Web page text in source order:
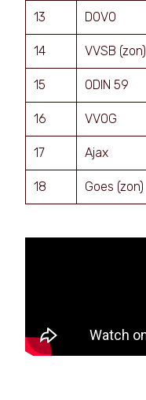
13 DOVO
14 VVSB (zon)
15 ODIN 59
16 VVOG
17 Ajax
18 Goes (zon)